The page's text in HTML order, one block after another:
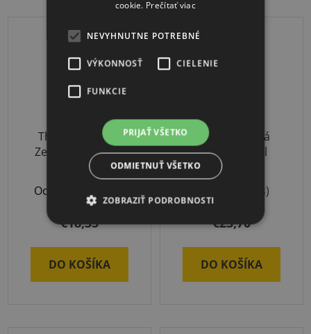
Thera-Band CLX
Zelená (stupeň 4)
Odoslanie 3-7 dní
€18,35
DO KOŠÍKA
ZĽAVA OD 5KS
Badmintonová
raketa School
(2 ks)
€23,70
DO KOŠÍKA
cookie. Prečítať viac
NEVYHNUTNE POTREBNÉ
VÝKONNOSŤ CIELENIE
FUNKCIE
PRIJAŤ VŠETKO
ODMIETNUŤ VŠETKO
ZOBRAZIŤ PODROBNOSTI